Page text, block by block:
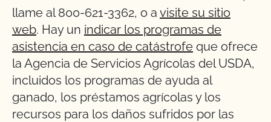
llame al 800-621-3362, o a visite su sitio
web. Hay un indicar los programas de
asistencia en caso de catástrofe que ofrece
la Agencia de Servicios Agrícolas del USDA,
incluidos los programas de ayuda al
ganado, los préstamos agrícolas y los
recursos para los daños sufridos por las